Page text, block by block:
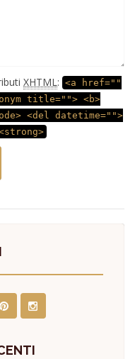
XHTML: <a href=""
title=""> <b>
<del datetime="">